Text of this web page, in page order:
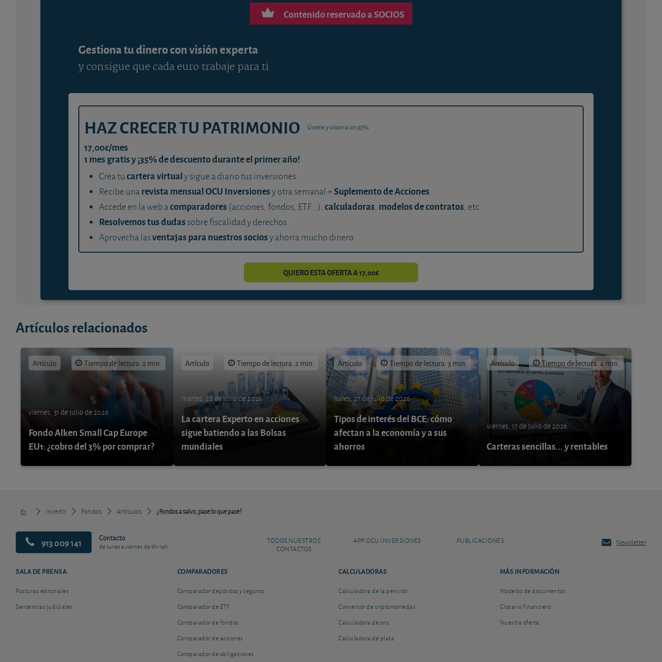
Contenido reservado a SOCIOS
Gestiona tu dinero con visión experta
y consigue que cada euro trabaje para ti
HAZ CRECER TU PATRIMONIO Únete y ahorra un 35%
17,00€/mes
1 mes gratis y ¡35% de descuento durante el primer año!
Crea tucartera virtualy sigue a diario tus inversiones.
Recibe unarevista mensual OCU Inversionesy otra semanal +Suplemento de Acciones.
Accede en la web acomparadores (acciones, fondos, ETF...), calculadoras, modelos de contratos, etc.
Resolvemos tus dudas sobre fiscalidad y derechos.
Aprovecha lasventajas para nuestros sociosy ahorra mucho dinero.
QUIERO ESTA OFERTA A 17,00€
Artículos relacionados
Artículo Tiempo de lectura: 2 min.
viernes, 31 de julio de 2026
Fondo Alken Small Cap Europe
EU1: ¿cobro del 3% por comprar?
Artículo Tiempo de lectura: 2 min.
martes, 28 de julio de 2026
La cartera Experto en acciones
sigue batiendo a las Bolsas
mundiales
Artículo Tiempo de lectura: 3 min.
lunes, 27 de julio de 2026
Tipos de interés del BCE: cómo
afectan a la economía y a sus
ahorros
Artículo Tiempo de lectura: 4 min.
viernes, 17 de julio de 2026
Carteras sencillas... y rentables
Invertir Fondos Artículos ¿Fondos a salvo, pase lo que pase?
913 009 141 Contacto
de lunes a viernes de 9h-14h
TODOS NUESTROS
CONTACTOS
APP OCU INVERSIONES PUBLICACIONES Newsletter
SALA DE PRENSA
Posturas editoriales
Sentencias judiciales
COMPARADORES
Comparador depósitos y seguros
Comparador de ETF
Comparador de fondos
Comparador de acciones
Comparador de obligaciones
CALCULADORAS
Calculadora de la pensión
Conversor de criptomonedas
Calculadora de oro
Calculadora de plata
MÁS INFORMACIÓN
Modelos de documentos
Glosario financiero
Nuestra oferta